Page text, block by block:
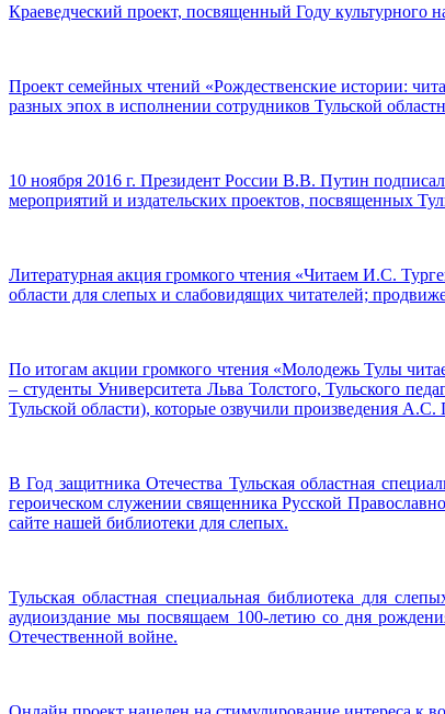
Краеведческий проект, посвященный Году культурного
Проект семейных чтений «Рождественские истории:
разных эпох в исполнении сотрудников Тульской
10 ноября 2016 г. Президент России В.В. Путин
мероприятий и издательских проектов, посвященных
Литературная акция громкого чтения «Читаем И.С.
области для слепых и слабовидящих читателей;
По итогам акции громкого чтения «Молодежь Тулы
– студенты Университета Льва Толстого, Тульского
Тульской области), которые озвучили произведения
В Год защитника Отечества Тульская областная
героическом служении священника Русской
сайте нашей библиотеки для слепых.
Тульская областная специальная библиотека для
аудиоиздание мы посвящаем 100-летию со дня
Отечественной войне.